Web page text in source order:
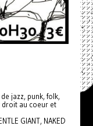
jazz, punk, folk,
droit au coeur et
GIANT, NAKED